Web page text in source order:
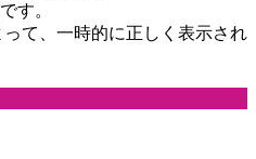
す。
て、一時的に正しく表示され